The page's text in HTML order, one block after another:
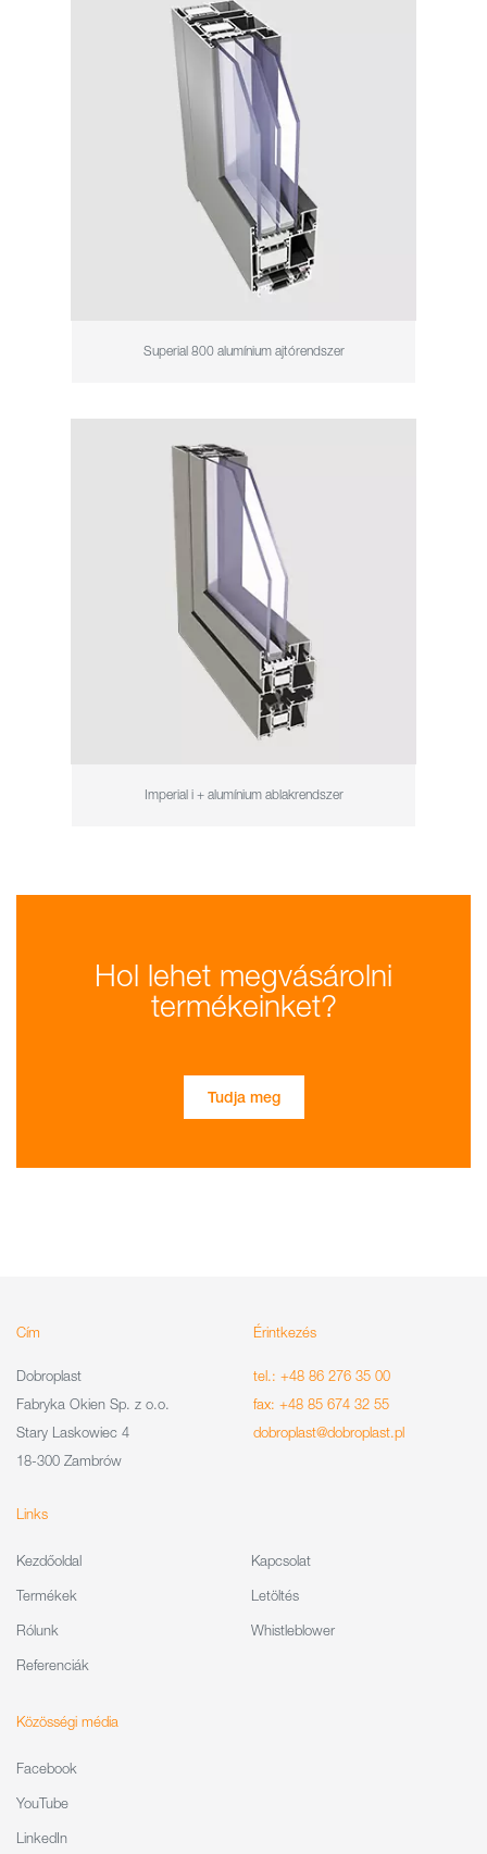
Superial 800 alumínium ajtórendszer
Imperial i + alumínium ablakrendszer
Hol lehet megvásárolni
termékeinket?
Tudja meg
Cím
Dobroplast
Fabryka Okien Sp. z o.o.
Stary Laskowiec 4
18-300 Zambrów
Érintkezés
tel.: +48 86 276 35 00
fax: +48 85 674 32 55
dobroplast@dobroplast.pl
Links
Kezdőoldal
Termékek
Rólunk
Referenciák
Kapcsolat
Letöltés
Whistleblower
Közösségi média
Facebook
YouTube
LinkedIn